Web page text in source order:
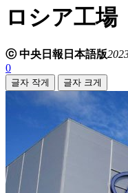
ロシア工場
ⓒ 中央日報日本語版
0
글자 작게 글자 크게